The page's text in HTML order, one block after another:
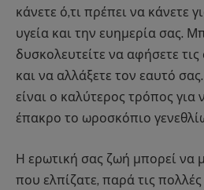
κάνετε ό,τι πρέπει να κάνετε
υγεία και την ευημερία σας.
δυσκολευτείτε να αφήσετε
και να αλλάξετε τον εαυτό
είναι ο καλύτερος τρόπος για
έπακρο το ωροσκόπιο
Η ερωτική σας ζωή μπορεί να
που ελπίζατε, παρά τις